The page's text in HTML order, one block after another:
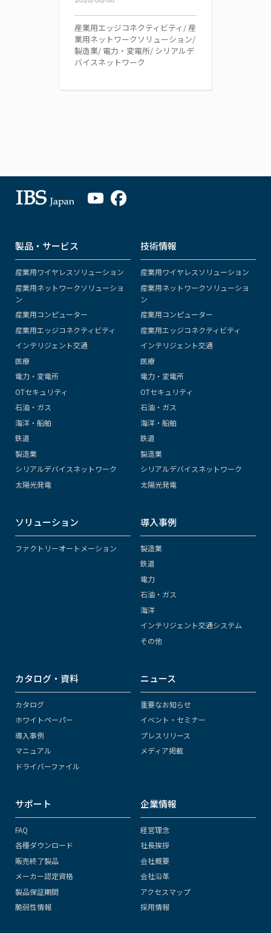
産業用エッジコネクティビティ/ 産
業用ネットワークソリューション/
製造業/ 電力・変電所/ シリアルデ
バイスネットワーク
製品・サービス
産業用ワイヤレスソリューション
産業用ネットワークソリューショ
ン
産業用コンピューター
産業用エッジコネクティビティ
インテリジェント交通
医療
電力・変電所
OTセキュリティ
石油・ガス
海洋・船舶
鉄道
製造業
シリアルデバイスネットワーク
太陽光発電
技術情報
産業用ワイヤレスソリューション
産業用ネットワークソリューショ
ン
産業用コンピューター
産業用エッジコネクティビティ
インテリジェント交通
医療
電力・変電所
OTセキュリティ
石油・ガス
海洋・船舶
鉄道
製造業
シリアルデバイスネットワーク
太陽光発電
ソリューション
ファクトリーオートメーション
導入事例
製造業
鉄道
電力
石油・ガス
海洋
インテリジェント交通システム
その他
カタログ・資料
カタログ
ホワイトペーパー
導入事例
マニュアル
ドライバーファイル
ニュース
重要なお知らせ
イベント・セミナー
プレスリリース
メディア掲載
サポート
FAQ
各種ダウンロード
販売終了製品
メーカー認定資格
製品保証期間
脆弱性情報
企業情報
経営理念
社長挨拶
会社概要
会社沿革
アクセスマップ
採用情報